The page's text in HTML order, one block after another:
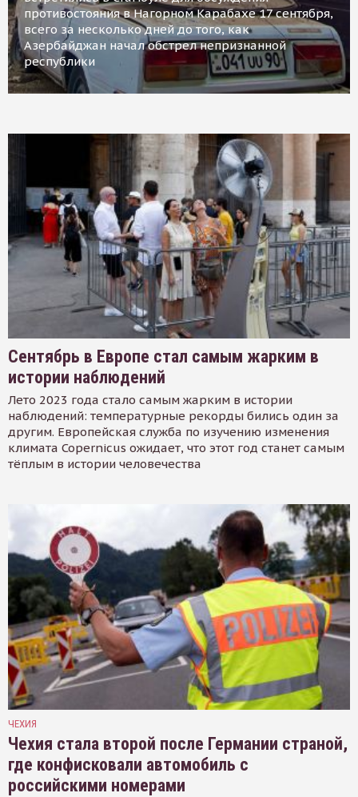
противостояния в Нагорном Карабахе 17 сентября,
всего за несколько дней до того, как
Азербайджан начал обстрел непризнанной
республики
Сентябрь в Европе стал самым жарким в
истории наблюдений
Лето 2023 года стало самым жарким в истории
наблюдений: температурные рекорды бились один за
другим. Европейская служба по изучению изменения
климата Copernicus ожидает, что этот год станет самым
тёплым в истории человечества
ЧЕХИЯ
Чехия стала второй после Германии страной,
где конфисковали автомобиль с
российскими номерами